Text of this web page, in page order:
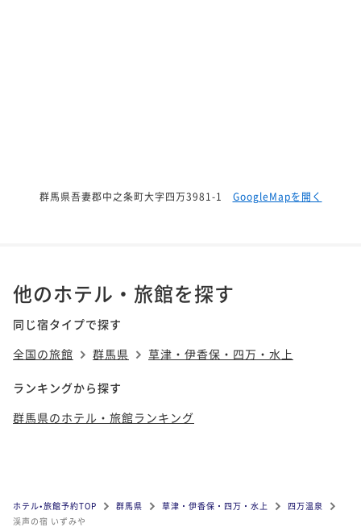
群馬県吾妻郡中之条町大字四万3981-1 GoogleMapを開く
他のホテル・旅館を探す
同じ宿タイプで探す
全国の旅館
群馬県 草津・伊香保・四万・水上
ランキングから探す
群馬県のホテル・旅館ランキング
ホテル•旅館予約TOP 群馬県 草津・伊香保・四万・水上
四万温泉
渓声の宿 いずみや